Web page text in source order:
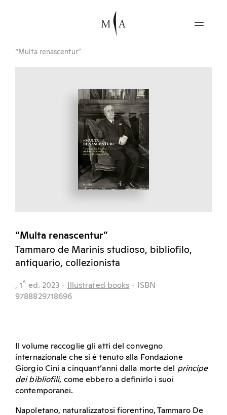
“Multa renascentur”
“Multa renascentur”
Tammaro de Marinis studioso, bibliofilo,
antiquario, collezionista
, 1^ ed. 2023 - Illustrated books - ISBN
9788829718696
Il volume raccoglie gli atti del convegno
internazionale che si è tenuto alla Fondazione
Giorgio Cini a cinquant’anni dalla morte del principe
dei bibliofili, come ebbero a definirlo i suoi
contemporanei.
Napoletano, naturalizzatosi fiorentino, Tammaro De